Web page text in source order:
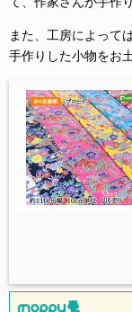
また、工房によって
手作りした小物をお